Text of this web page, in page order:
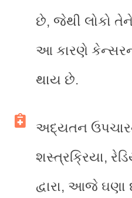
છે, જેથી લોકો
આ કારણે
થાય છે.
અદ્યતન
શસ્ત્રક્રિયા,
દ્વારા, આજે